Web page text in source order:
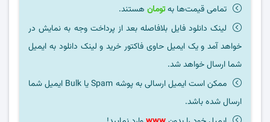
تمامی قیمت‌ها بهتومان هستند.
لینک دانلود فایل بلافاصله بعد از پرداخت وجه به نمایش در
خواهد آمد و یک ایمیل حاوی فاکتور خرید و لینک دانلود به ایمیل
شما ارسال خواهد شد.
ممکن است ایمیل ارسالی به پوشه Spam یا Bulk ایمیل شما
ارسال شده باشد.